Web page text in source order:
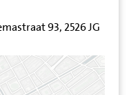
93, 2526 JG